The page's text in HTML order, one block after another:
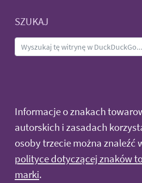
SZUKAJ
Informacje o znakach
autorskich i zasadach
osoby trzecie można znaleźć
polityce dotyczącej znaków
marki.